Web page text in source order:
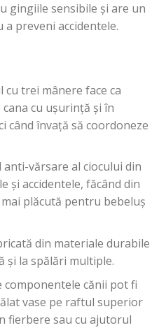
gingiile sensibile și are un
preveni accidentele.
trei mânere face ca
cu ușurință și în
când învață să coordoneze
vărsare al ciocului din
și accidentele, făcând din
plăcută pentru bebeluș
din materiale durabile
și la spălări multiple.
cănii pot fi
vase pe raftul superior
fierbere sau cu ajutorul